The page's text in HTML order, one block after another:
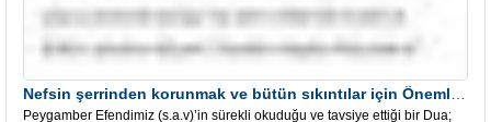
Peygamber Efendimiz (s.a.v)’in sürekli okuduğu ve tavsiye ettiği bir Dua;